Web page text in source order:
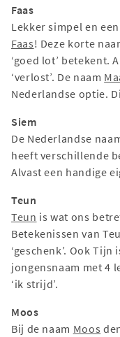
Faas
Lekker simpel en
Faas! Deze korte
‘goed lot’ betekent.
‘verlost’. De naam
Nederlandse optie.
Siem
De Nederlandse
heeft verschillende
Alvast een handige
Teun
Teun is wat ons
Betekenissen van
‘geschenk’. Ook
jongensnaam met 4
‘ik strijd’.
Moos
Bij de naam Moos